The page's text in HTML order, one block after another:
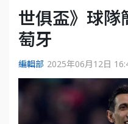
世俱盃》球隊
萄牙
編輯部 2025年06月12日